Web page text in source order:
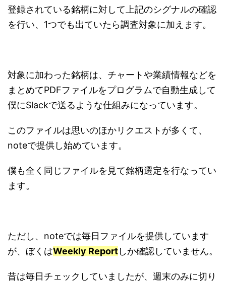
登録されている銘柄に対して上記のシグナルの確認
を行い、1つでも出ていたら調査対象に加えます。
対象に加わった銘柄は、チャートや業績情報などを
まとめてPDFファイルをプログラムで自動生成して
僕にSlackで送るような仕組みになっています。
このファイルは思いのほかリクエストが多くて、
noteで提供し始めています。
僕も全く同じファイルを見て銘柄選定を行なってい
ます。
ただし、noteでは毎日ファイルを提供しています
が、ぼくはWeekly Reportしか確認していません。
昔は毎日チェックしていましたが、週末のみに切り